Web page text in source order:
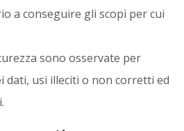
a conseguire gli scopi per cui
sono osservate per
dati, usi illeciti o non corretti ed